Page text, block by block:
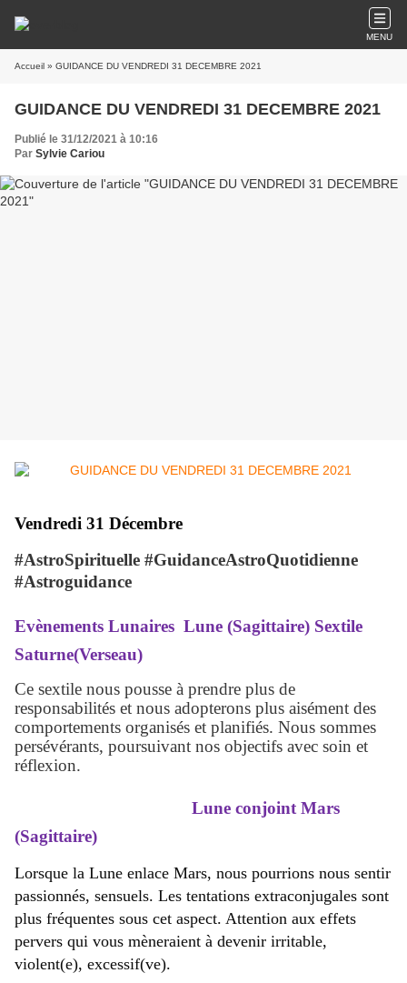
MENU
Accueil » GUIDANCE DU VENDREDI 31 DECEMBRE 2021
GUIDANCE DU VENDREDI 31 DECEMBRE 2021
Publié le 31/12/2021 à 10:16
Par Sylvie Cariou
Vendredi 31 Décembre
#AstroSpirituelle #GuidanceAstroQuotidienne
#Astroguidance
Evènements Lunaires Lune (Sagittaire) Sextile
Saturne(Verseau)
Ce sextile nous pousse à prendre plus de
responsabilités et nous adopterons plus aisément des
comportements organisés et planifiés. Nous sommes
persévérants, poursuivant nos objectifs avec soin et
réflexion.
Lune conjoint Mars
(Sagittaire)
Lorsque la Lune enlace Mars, nous pourrions nous sentir
passionnés, sensuels. Les tentations extraconjugales sont
plus fréquentes sous cet aspect. Attention aux effets
pervers qui vous mèneraient à devenir irritable,
violent(e), excessif(ve).